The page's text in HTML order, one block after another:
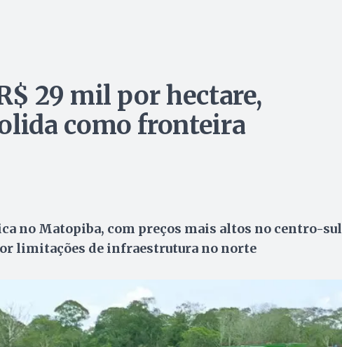
29 mil por hectare,
como fronteira
no Matopiba, com preços mais altos no centro-sul
limitações de infraestrutura no norte